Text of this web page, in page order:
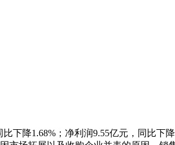
下降1.68%；净利润9.55亿元，同比下